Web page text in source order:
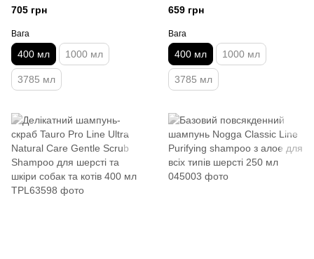
Keratin & Gloss Shampoo для
шерсті собак та котів 400 мл
705 грн
Вага
400 мл 1000 мл
3785 мл
Natural Care Intense Hydrate
Shampoo для шерсті та шкіри
собак та котів 400 мл
659 грн
Вага
400 мл 1000 мл
3785 мл